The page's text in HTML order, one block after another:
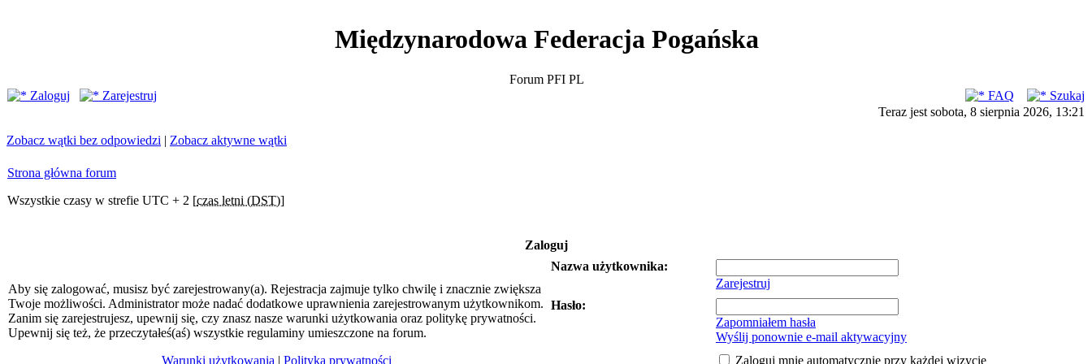
Międzynarodowa Federacja Pogańska
Forum PFI PL
Zaloguj
Zarejestruj FAQ
Szukaj
Teraz jest sobota, 8 sierpnia 2026, 13:21
Zobacz wątki bez odpowiedzi | Zobacz aktywne wątki
Strona główna forum
Wszystkie czasy w strefie UTC + 2 [czas letni (DST)]
Zaloguj
Aby się zalogować, musisz być zarejestrowany(a). Rejestracja zajmuje tylko chwilę i znacznie zwiększa
Twoje możliwości. Administrator może nadać dodatkowe uprawnienia zarejestrowanym użytkownikom.
Zanim się zarejestrujesz, upewnij się, czy znasz nasze warunki użytkowania oraz politykę prywatności.
Upewnij się też, że przeczytałeś(aś) wszystkie regulaminy umieszczone na forum.
Warunki użytkowania | Polityka prywatności
Nazwa użytkownika:
Zarejestruj
Hasło:
Zapomniałem hasła
Wyślij ponownie e-mail aktywacyjny
Zaloguj mnie automatycznie przy każdej wizycie